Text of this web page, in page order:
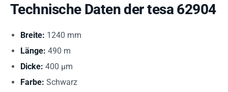
Technische Daten der tesa 62904
Breite: 1240 mm
Länge: 490 m
Dicke: 400 µm
Farbe: Schwarz